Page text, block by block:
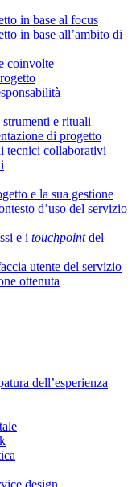
in base al focus
in base all’ambito di
coinvolte
e rituali
di progetto
tecnici collaborativi
e la sua gestione
d’uso del servizio
e i touchpointdel
utente del servizio
ottenuta
dell’esperienza
design